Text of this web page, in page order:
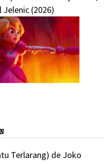
(2026)
Terlarang) de Joko